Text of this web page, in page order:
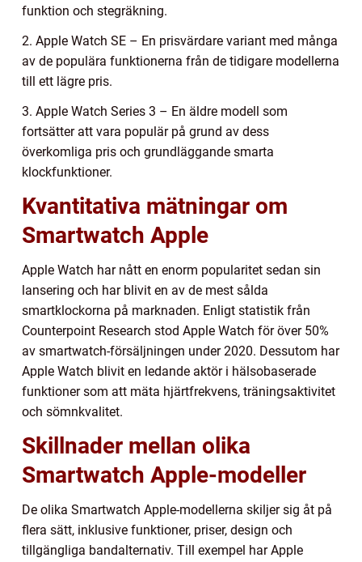
funktion och stegräkning.
2. Apple Watch SE – En prisvärdare variant med många
av de populära funktionerna från de tidigare modellerna
till ett lägre pris.
3. Apple Watch Series 3 – En äldre modell som
fortsätter att vara populär på grund av dess
överkomliga pris och grundläggande smarta
klockfunktioner.
Kvantitativa mätningar om
Smartwatch Apple
Apple Watch har nått en enorm popularitet sedan sin
lansering och har blivit en av de mest sålda
smartklockorna på marknaden. Enligt statistik från
Counterpoint Research stod Apple Watch för över 50%
av smartwatch-försäljningen under 2020. Dessutom har
Apple Watch blivit en ledande aktör i hälsobaserade
funktioner som att mäta hjärtfrekvens, träningsaktivitet
och sömnkvalitet.
Skillnader mellan olika
Smartwatch Apple-modeller
De olika Smartwatch Apple-modellerna skiljer sig åt på
flera sätt, inklusive funktioner, priser, design och
tillgängliga bandalternativ. Till exempel har Apple